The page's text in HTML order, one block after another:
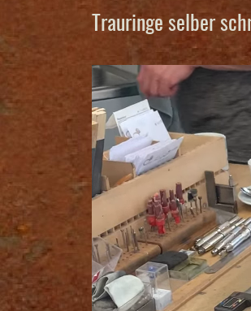
Trauringe selber